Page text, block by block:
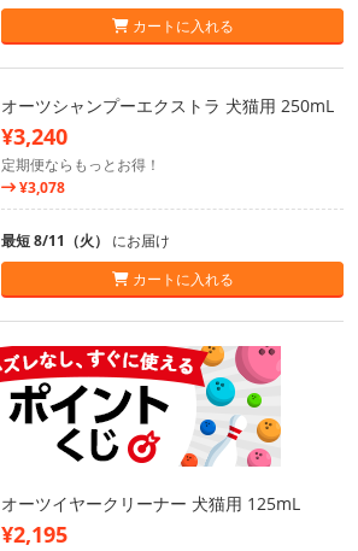
カートに入れる
オーツシャンプーエクストラ 犬猫用 250mL
¥3,240
定期便ならもっとお得！
¥3,078
最短 8/11（火） にお届け
カートに入れる
オーツイヤークリーナー 犬猫用 125mL
¥2,195